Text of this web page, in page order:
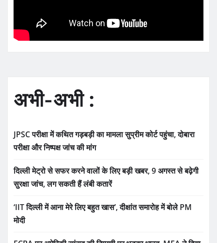
अभी-अभी :
JPSC परीक्षा में कथित गड़बड़ी का मामला सुप्रीम कोर्ट पहुंचा, दोबारा
परीक्षा और निष्पक्ष जांच की मांग
दिल्ली मेट्रो से सफर करने वालों के लिए बड़ी खबर, 9 अगस्त से बढ़ेगी
सुरक्षा जांच, लग सकती हैं लंबी कतारें
‘IIT दिल्ली में आना मेरे लिए बहुत खास’, दीक्षांत समारोह में बोले PM
मोदी